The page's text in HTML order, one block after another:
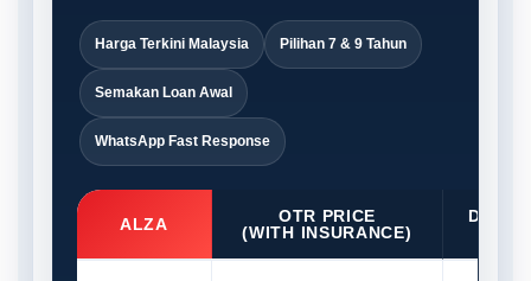
Harga Terkini Malaysia Pilihan 7 & 9 Tahun
Semakan Loan Awal
WhatsApp Fast Response
ALZA
OTR PRICE
(WITH INSURANCE)
D/